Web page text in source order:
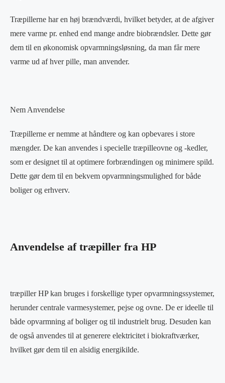
Træpillerne har en høj brændværdi, hvilket betyder, at de afgiver
mere varme pr. enhed end mange andre biobrændsler. Dette gør
dem til en økonomisk opvarmningsløsning, da man får mere
varme ud af hver pille, man anvender.
Nem Anvendelse
Træpillerne er nemme at håndtere og kan opbevares i store
mængder. De kan anvendes i specielle træpilleovne og -kedler,
som er designet til at optimere forbrændingen og minimere spild.
Dette gør dem til en bekvem opvarmningsmulighed for både
boliger og erhverv.
Anvendelse af træpiller fra HP
træpiller HP kan bruges i forskellige typer opvarmningssystemer,
herunder centrale varmesystemer, pejse og ovne. De er ideelle til
både opvarmning af boliger og til industrielt brug. Desuden kan
de også anvendes til at generere elektricitet i biokraftværker,
hvilket gør dem til en alsidig energikilde.